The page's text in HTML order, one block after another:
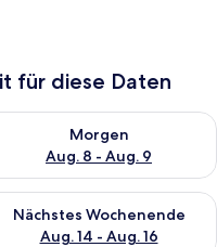
für diese Daten
Nacht, Aug. 7 - Aug. 8.
Morgen
Aug. 8 - Aug. 9
die Verfügbarkeit
Wochenende, Aug. 7
Nächstes Wochenende
Aug. 14 - Aug. 16
die Verfügbarkeit